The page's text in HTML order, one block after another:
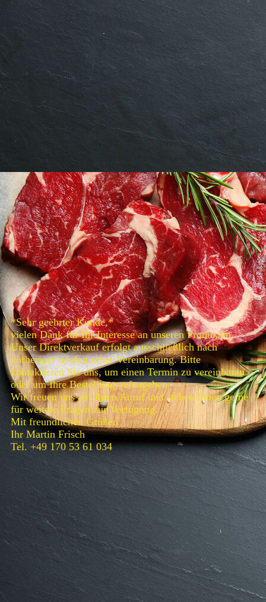
Steak
*Sehr geehrter Kunde,*
vielen Dank für Ihr Interesse an unseren Produkten.
Unser Direktverkauf erfolgt ausschließlich nach
vorheriger telefonischer Vereinbarung. Bitte
kontaktieren Sie uns, um einen Termin zu vereinbaren
oder um Ihre Bestellung aufzugeben.
Wir freuen uns auf Ihren Anruf und stehen Ihnen gerne
für weitere Fragen zur Verfügung.
Mit freundlichen Grüßen
Ihr Martin Frisch
Tel. +49 170 53 61 034